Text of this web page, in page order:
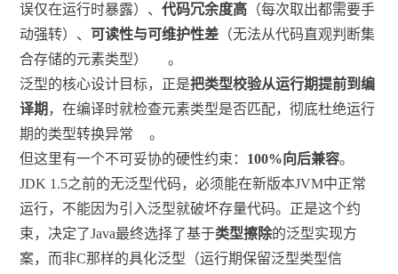
误仅在运行时暴露）、代码冗余度高 （每次取出都需要手
动强转）、 可读性与可维护性差 （无法从代码直观判断集
合存储的元素类型）
。
泛型的核心设计目标，正是把类型校验从运行期提前到编
译期 ，在编译时就检查元素类型是否匹配，彻底杜绝运行
期的类型转换异常
。
但这里有一个不可妥协的硬性约束： 100%向后兼容。
JDK 1.5之前的无泛型代码，必须能在新版本JVM中正常
运行，不能因为引入泛型就破坏存量代码。正是这个约
束，决定了Java最终选择了基于类型擦除的泛型实现方
案，而非C那样的具化泛型（运行期保留泛型类型信